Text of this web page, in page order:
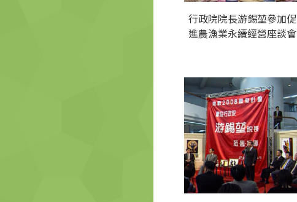
行政院院長游錫堃參加促
進農漁業永續經營座談會